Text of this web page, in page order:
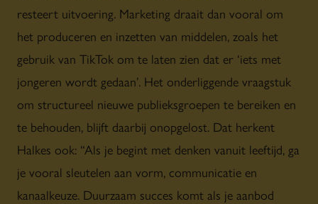
resteert uitvoering. Marketing draait dan vooral om
het produceren en inzetten van middelen, zoals het
gebruik van TikTok om te laten zien dat er ‘iets met
jongeren wordt gedaan’. Het onderliggende vraagstuk
om structureel nieuwe publieksgroepen te bereiken en
te behouden, blijft daarbij onopgelost. Dat herkent
Halkes ook: “Als je begint met denken vanuit leeftijd, ga
je vooral sleutelen aan vorm, communicatie en
kanaalkeuze. Duurzaam succes komt als je aanbod